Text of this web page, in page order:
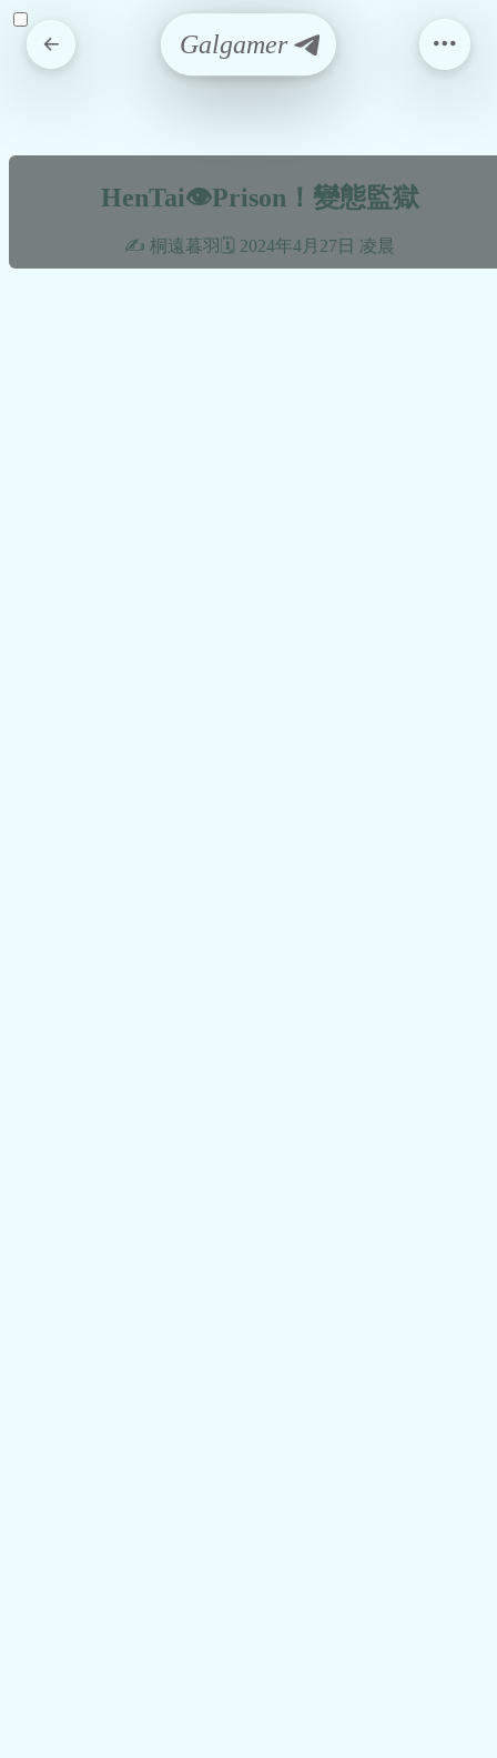
Galgamer
HenTai👁️Prison！變態監獄
✍️ 桐遠暮羽 🗓️ 2024年4月27日 凌晨